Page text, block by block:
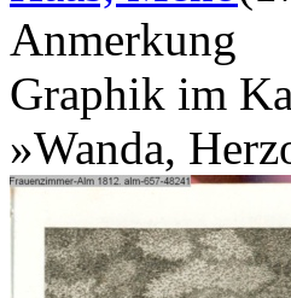
Anmerkung
Graphik im
»Wanda,